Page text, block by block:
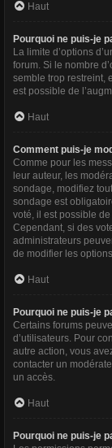
Haut
Pourquoi ne puis-je
La limite d’options
forum. Si le nombre
semble trop restreint,
est possible de
Haut
Comment puis-je
Comme pour les
leur auteur, les
sondage, modifiez
sondage est
voté, il est possible
Cependant, si des
administrateurs
de modifier les
Haut
Pourquoi ne puis-je
Certains forums
d’utilisateurs. Pour
autre action, vous
contacter un
un accès.
Haut
Pourquoi ne puis-je